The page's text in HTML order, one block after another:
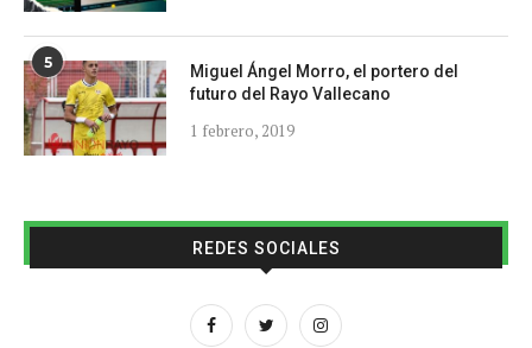
5
Miguel Ángel Morro, el portero del
futuro del Rayo Vallecano
1 febrero, 2019
REDES SOCIALES